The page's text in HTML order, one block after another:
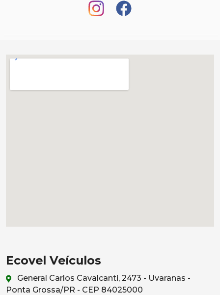
Ecovel Veículos
General Carlos Cavalcanti, 2473 - Uvaranas -
Ponta Grossa/PR - CEP 84025000